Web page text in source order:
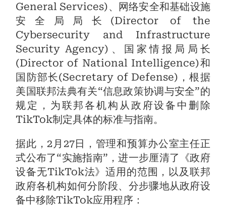
General Services)、网络安全和基础设施
安全局局长(Director of the
Cybersecurity and Infrastructure
Security Agency)、国家情报局局长
(Director of National Intelligence)和
国防部长(Secretary of Defense)，根据
美国联邦法典有关“信息政策协调与安全”的
规定，为联邦各机构从政府设备中删除
TikTok制定具体的标准与指南。
据此，2月27日，管理和预算办公室主任正
式公布了“实施指南”，进一步厘清了《政府
设备无TikTok法》适用的范围，以及联邦
政府各机构如何分阶段、分步骤地从政府设
备中移除TikTok应用程序：